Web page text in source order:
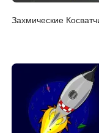
Захмические